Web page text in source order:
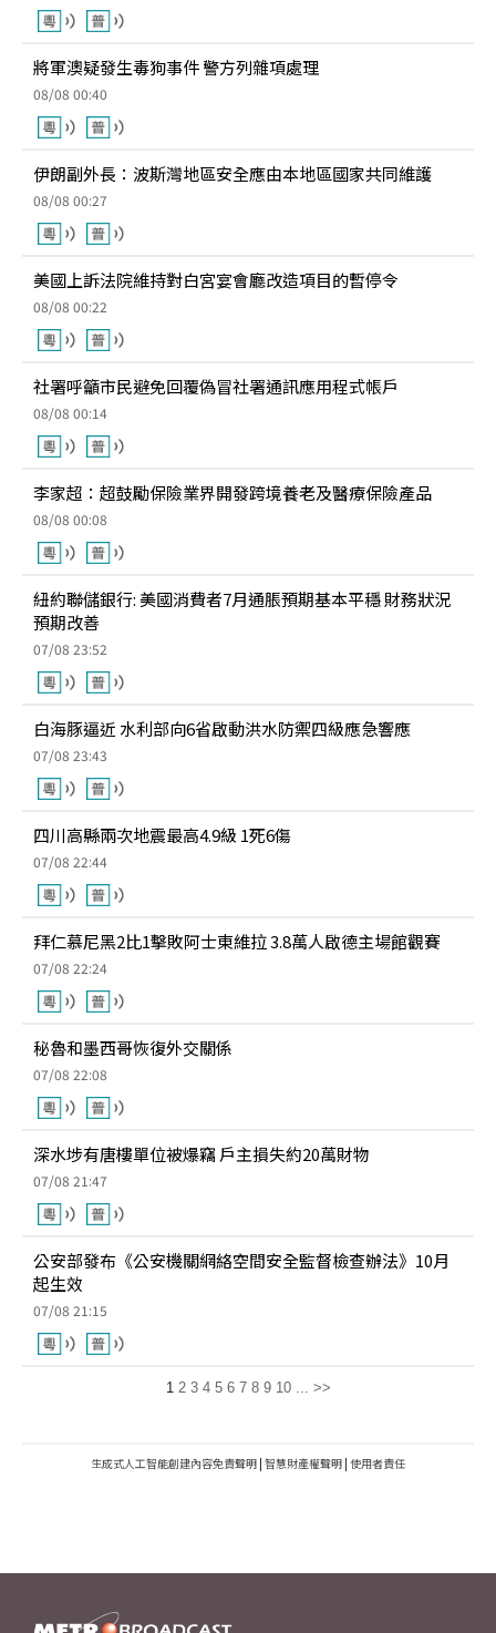
將軍澳疑發生毒狗事件 警方列雜項處理
08/08 00:40
伊朗副外長：波斯灣地區安全應由本地區國家共同維護
08/08 00:27
美國上訴法院維持對白宮宴會廳改造項目的暫停令
08/08 00:22
社署呼籲市民避免回覆偽冒社署通訊應用程式帳戶
08/08 00:14
李家超：超鼓勵保險業界開發跨境養老及醫療保險產品
08/08 00:08
紐約聯儲銀行: 美國消費者7月通脹預期基本平穩 財務狀況
預期改善
07/08 23:52
白海豚逼近 水利部向6省啟動洪水防禦四級應急響應
07/08 23:43
四川高縣兩次地震最高4.9級 1死6傷
07/08 22:44
拜仁慕尼黑2比1擊敗阿士東維拉 3.8萬人啟德主場館觀賽
07/08 22:24
秘魯和墨西哥恢復外交關係
07/08 22:08
深水埗有唐樓單位被爆竊 戶主損失約20萬財物
07/08 21:47
公安部發布《公安機關網絡空間安全監督檢查辦法》10月
起生效
07/08 21:15
1 2 3 4 5 6 7 8 9 10 ... >>
生成式人工智能創建內容免責聲明 | 智慧財產權聲明 | 使用者責任